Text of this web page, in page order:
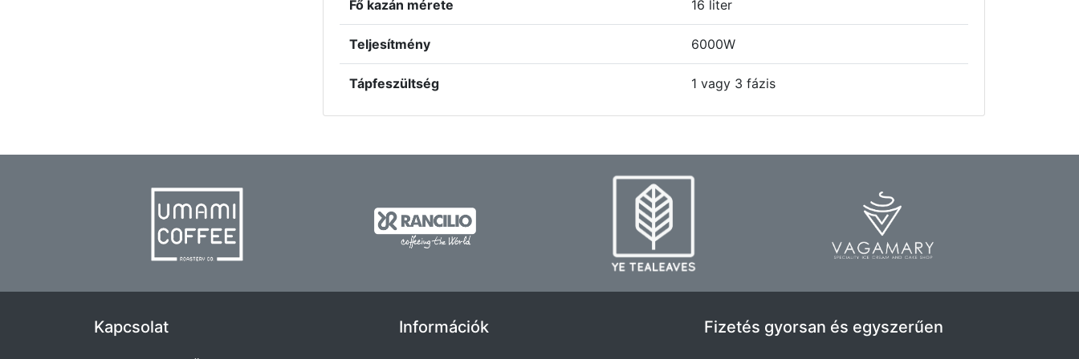
Fő kazán mérete 16 liter
Teljesítmény 6000W
Tápfeszültség 1 vagy 3 fázis
Kapcsolat Információk Fizetés gyorsan és egyszerűen